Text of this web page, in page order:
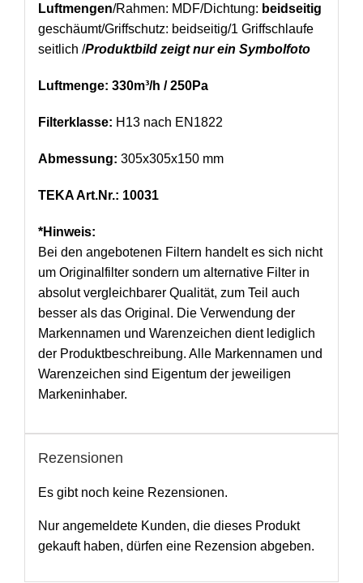
Luftmengen/Rahmen: MDF/Dichtung: beidseitig
geschäumt/Griffschutz: beidseitig/1 Griffschlaufe
seitlich /Produktbild zeigt nur ein Symbolfoto
Luftmenge: 330m³/h / 250Pa
Filterklasse: H13 nach EN1822
Abmessung: 305x305x150 mm
TEKA Art.Nr.: 10031
*Hinweis:
Bei den angebotenen Filtern handelt es sich nicht
um Originalfilter sondern um alternative Filter in
absolut vergleichbarer Qualität, zum Teil auch
besser als das Original. Die Verwendung der
Markennamen und Warenzeichen dient lediglich
der Produktbeschreibung. Alle Markennamen und
Warenzeichen sind Eigentum der jeweiligen
Markeninhaber.
Rezensionen
Es gibt noch keine Rezensionen.
Nur angemeldete Kunden, die dieses Produkt
gekauft haben, dürfen eine Rezension abgeben.